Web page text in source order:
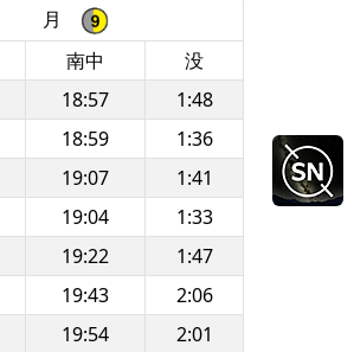
月
南中
没
18:57
1:48
18:59
1:36
19:07
1:41
19:04
1:33
19:22
1:47
19:43
2:06
19:54 2:01